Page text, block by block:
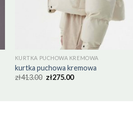
KURTKA PUCHOWA KREMOWA
kurtka puchowa kremowa
zł413.00 zł275.00